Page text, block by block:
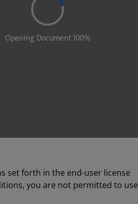
set forth in the end-user license
you are not permitted to use